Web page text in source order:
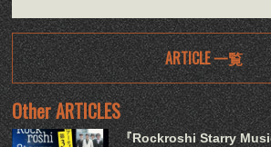
ARTICLE 一覧
Other ARTICLES
『Rockroshi Starry